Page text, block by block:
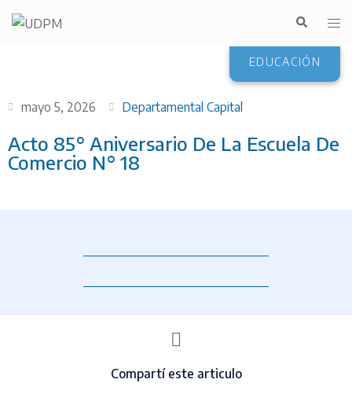
EDUCACIÓN
mayo 5, 2026 Departamental Capital
Acto 85° Aniversario De La Escuela De
Comercio N° 18
Compartí este articulo